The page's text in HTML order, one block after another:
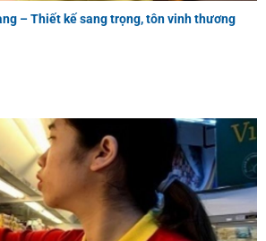
– Thiết kế sang trọng, tôn vinh thương